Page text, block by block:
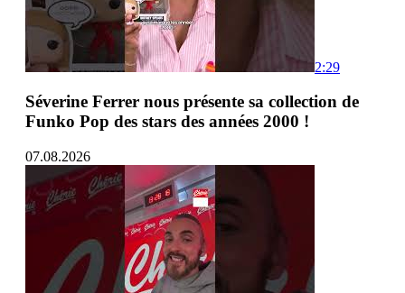
2:29
Séverine Ferrer nous présente sa collection de
Funko Pop des stars des années 2000 !
07.08.2026